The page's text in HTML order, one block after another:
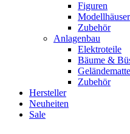
Figuren
Modellhäuser
Zubehör
Anlagenbau
Elektroteile
Bäume &
Zubehör
Hersteller
Neuheiten
Sale